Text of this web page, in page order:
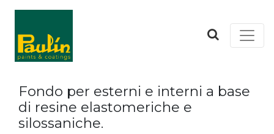
Fondo per esterni e interni a base
di resine elastomeriche e
silossaniche.